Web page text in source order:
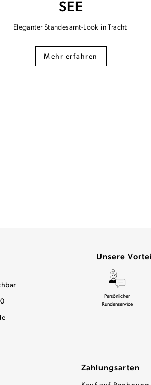
SEE
Eleganter Standesamt-Look in Tracht
Mehr erfahren
Zahlungsarten
Unsere
Persönlicher
Kundenservice